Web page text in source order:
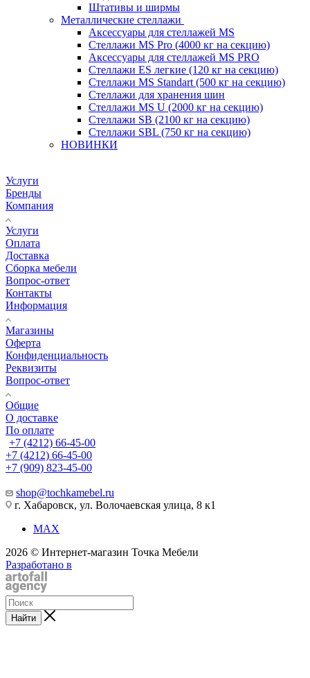
Штативы и ширмы
Металлические стеллажи
Аксессуары для стеллажей MS
Стеллажи MS Pro (4000 кг на секцию)
Аксессуары для стеллажей MS PRO
Стеллажи ES легкие (120 кг на секцию)
Стеллажи MS Standart (500 кг на секцию)
Стеллажи для хранения шин
Стеллажи MS U (2000 кг на секцию)
Стеллажи SB (2100 кг на секцию)
Стеллажи SBL (750 кг на секцию)
НОВИНКИ
Услуги
Бренды
Компания
Услуги
Оплата
Доставка
Сборка мебели
Вопрос-ответ
Контакты
Информация
Магазины
Оферта
Конфиденциальность
Реквизиты
Вопрос-ответ
Общие
О доставке
По оплате
+7 (4212) 66-45-00
+7 (4212) 66-45-00
+7 (909) 823-45-00
shop@tochkamebel.ru
г. Хабаровск, ул. Волочаевская улица, 8 к1
MAX
2026 © Интернет-магазин Точка Мебели
Разработано в
Найти